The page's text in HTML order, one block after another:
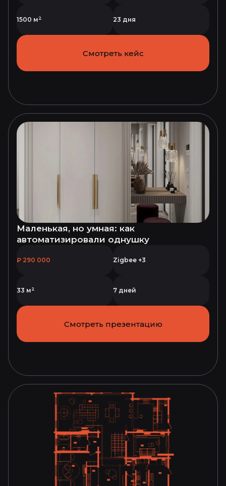
1500 м2 23 дня
Смотреть кейс
Маленькая, но умная: как
автоматизировали однушку
₽ 290 000 Zigbee +3
33 м2 7 дней
Смотреть презентацию